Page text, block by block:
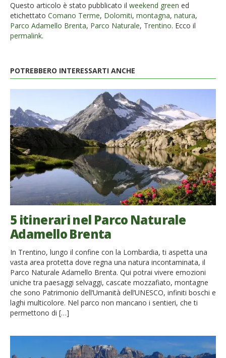
Questo articolo è stato pubblicato il weekend green ed
etichettato Comano Terme, Dolomiti, montagna, natura,
Parco Adamello Brenta, Parco Naturale, Trentino. Ecco il
permalink.
POTREBBERO INTERESSARTI ANCHE
5 itinerari nel Parco Naturale
Adamello Brenta
In Trentino, lungo il confine con la Lombardia, ti aspetta una
vasta area protetta dove regna una natura incontaminata, il
Parco Naturale Adamello Brenta. Qui potrai vivere emozioni
uniche tra paesaggi selvaggi, cascate mozzafiato, montagne
che sono Patrimonio dell’Umanità dell’UNESCO, infiniti boschi e
laghi multicolore. Nel parco non mancano i sentieri, che ti
permettono di […]